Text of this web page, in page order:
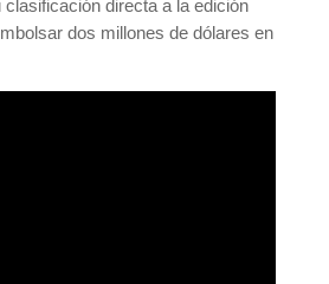
directa a la edición
dos millones de dólares en